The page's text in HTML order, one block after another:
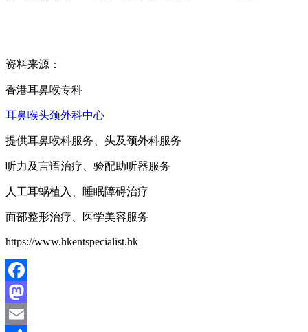
资料来源：
香港耳鼻喉专科
耳鼻喉头颈外科中心
提供耳鼻喉科服务、头及颈外科服务
听力及言语治疗、验配助听器服务
人工耳蜗植入、睡眠障碍治疗
面部整形治疗、医学美容服务
https://www.hkentspecialist.hk
Facebook
Mastodon